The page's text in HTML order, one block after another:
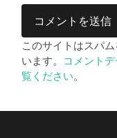
このサイトはスパ
います。 コメント
覧ください。